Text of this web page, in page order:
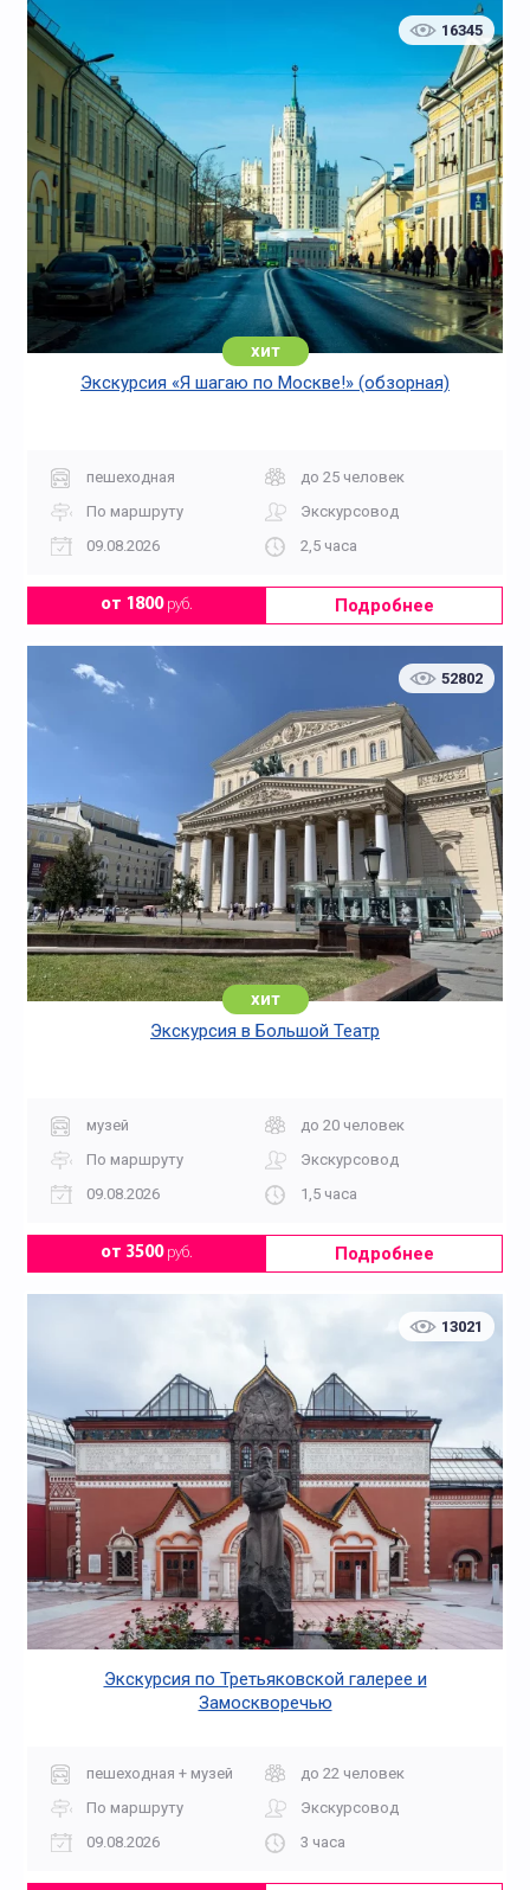
16345
хит
Экскурсия «Я шагаю по Москве!» (обзорная)
пешеходная
до 25 человек
По маршруту
Экскурсовод
09.08.2026
2,5 часа
от 1800руб. Подробнее
52802
хит
Экскурсия в Большой Театр
музей
до 20 человек
По маршруту
Экскурсовод
09.08.2026
1,5 часа
от 3500руб. Подробнее
13021
Экскурсия по Третьяковской галерее и
Замоскворечью
пешеходная + музей
до 22 человек
По маршруту
Экскурсовод
09.08.2026
3 часа